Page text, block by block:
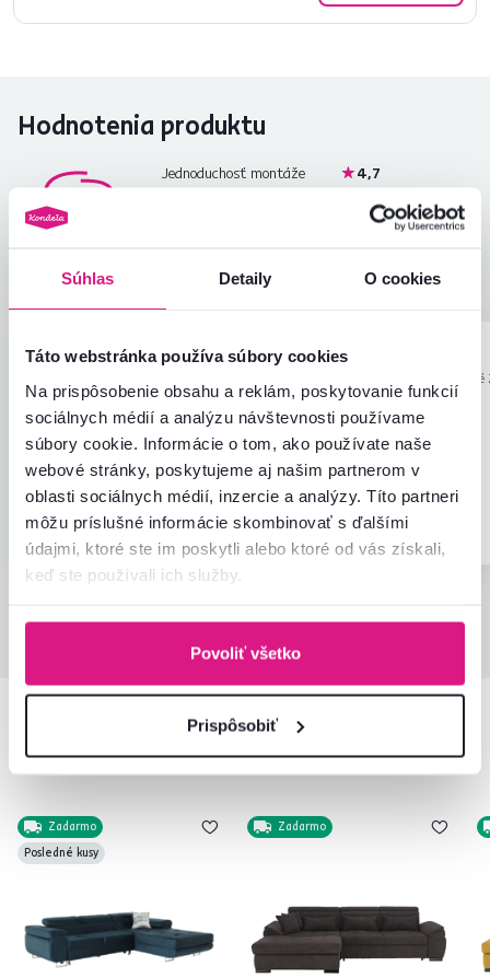
Súhlas Detaily O cookies
Táto webstránka používa súbory cookies
Na prispôsobenie obsahu a reklám, poskytovanie funkcií
sociálnych médií a analýzu návštevnosti používame
súbory cookie. Informácie o tom, ako používate naše
webové stránky, poskytujeme aj našim partnerom v
oblasti sociálnych médií, inzercie a analýzy. Títo partneri
môžu príslušné informácie skombinovať s ďalšími
údajmi, ktoré ste im poskytli alebo ktoré od vás získali,
keď ste používali ich služby.
Povoliť všetko
Prispôsobiť
Hodnotenia produktu
4,8
Jednoduchosť montáže
4,7
4,9
4,9
Pomer hodnoty a ceny
4,9
Mária K.
PETRŽALKA, Slovensko
5hviezdičiek
Sedacka krajsia ako na obrazku a velmi
pohodlna
Overený
nákup
Užitočné
(0x)
18.1.2024,
Slovensko
Overený nákup
Všetky recenzie
Podobné produkty
Zadarmo
Posledné kusy
Zadarmo